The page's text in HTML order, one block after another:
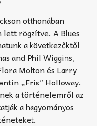
otthonában
rögzítve. A Blues
a következőktől
and Phil Wiggins,
Molton és Larry
„Fris” Holloway.
a történelemről az
a hagyományos